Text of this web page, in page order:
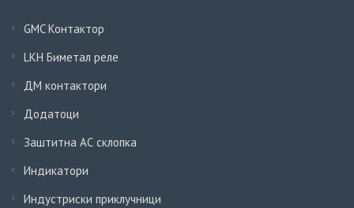
GMC Контактор
LKH Биметал реле
ДМ контактори
Додатоци
Заштитна АС склопка
Индикатори
Индустриски приклучници